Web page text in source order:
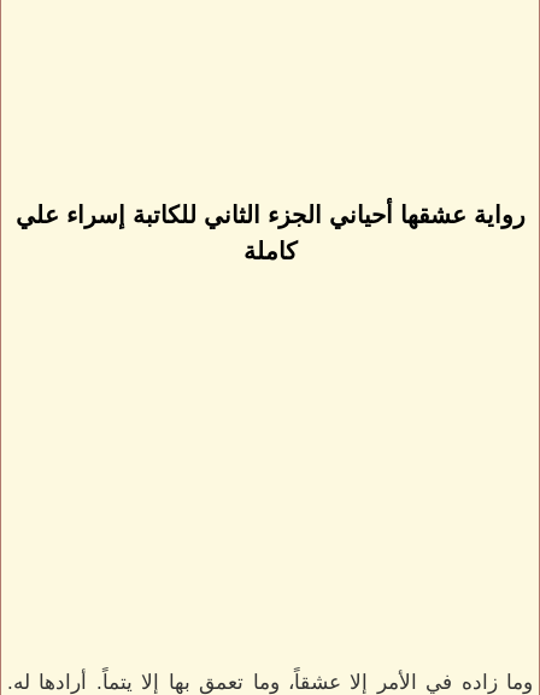
رواية عشقها أحياني الجزء الثاني للكاتبة إسراء علي
كاملة
وما زاده في الأمر إلا عشقاً، وما تعمق بها إلا يتماً. أرادها له.